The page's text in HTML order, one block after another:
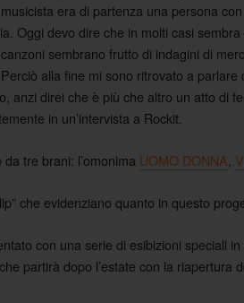
era di partenza una persona
Oggi devo dire che in molti casi
sembrano frutto di indagini di
alla fine mi sono ritrovato a
anzi direi che è più che altro un atto di
in un’intervista a Rockit.
da tre brani: l’omonima UOMO DONNA
che evidenziano quanto in questo
con una serie di esibizioni speciali
partirà dopo l’estate con la riapertura